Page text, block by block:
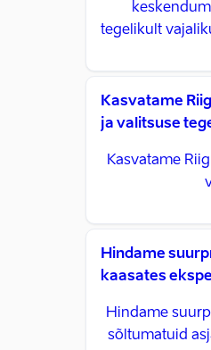
tegelikult
Kasvatame
ja valitsuse
Kasvatame
Hindame
kaasates
Hindame
sõltumatuid